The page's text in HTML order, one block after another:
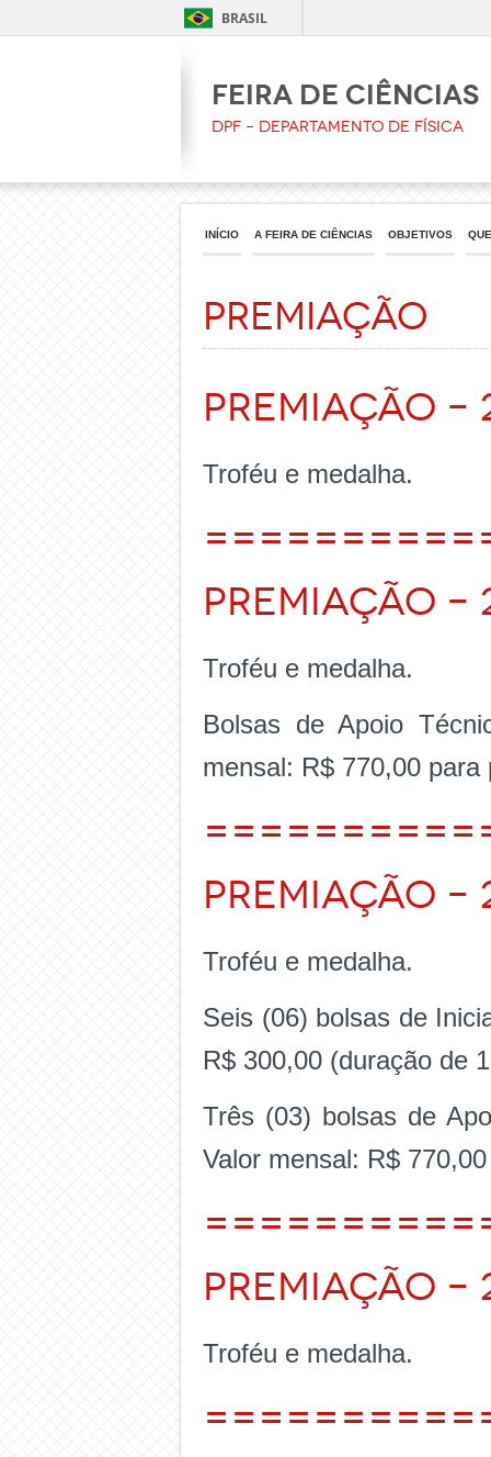
BRASIL
Feira de Ciências
DPF – Departamento de Física
INÍCIO A FEIRA DE CIÊNCIAS OBJETIVOS
Premiação
Premiação –
Troféu e medalha.
Premiação –
Troféu e medalha.
Bolsas de Apoio
mensal: R$ 770,00 para
Premiação –
Troféu e medalha.
Seis (06) bolsas de
R$ 300,00 (duração de
Três (03) bolsas de
Valor mensal: R$
Premiação –
Troféu e medalha.